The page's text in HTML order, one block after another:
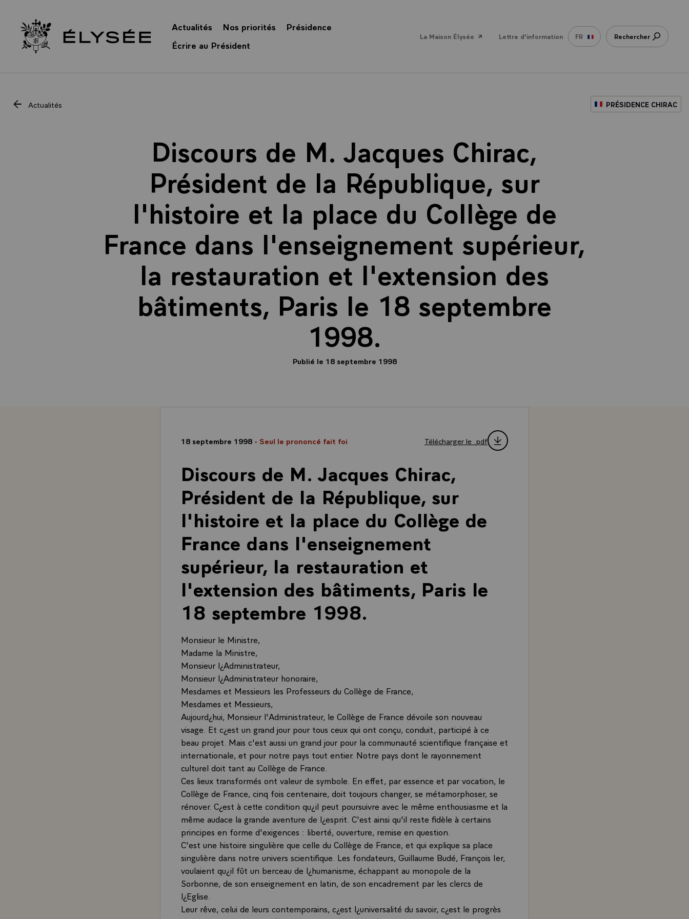
Retour à l’accueil Élysée
Actualités Nos priorités
Présidence
Écrire au Président
La Maison Élysée Lettre d'information FR Rechercher
Actualités PRÉSIDENCE CHIRAC
Discours de M. Jacques Chirac,
Président de la République, sur
l'histoire et la place du Collège de
France dans l'enseignement supérieur,
la restauration et l'extension des
bâtiments, Paris le 18 septembre
1998.
Publié le 18 septembre 1998
18 septembre 1998 - Seul le prononcé fait foi Télécharger le .pdf
Discours de M. Jacques Chirac,
Président de la République, sur
l'histoire et la place du Collège de
France dans l'enseignement
supérieur, la restauration et
l'extension des bâtiments, Paris le
18 septembre 1998.
Monsieur le Ministre,
Madame la Ministre,
Monsieur l¿Administrateur,
Monsieur l¿Administrateur honoraire,
Mesdames et Messieurs les Professeurs du Collège de France,
Mesdames et Messieurs,
Aujourd¿hui, Monsieur l'Administrateur, le Collège de France dévoile son nouveau
visage. Et c¿est un grand jour pour tous ceux qui ont conçu, conduit, participé à ce
beau projet. Mais c'est aussi un grand jour pour la communauté scientifique française et
internationale, et pour notre pays tout entier. Notre pays dont le rayonnement
culturel doit tant au Collège de France.
Ces lieux transformés ont valeur de symbole. En effet, par essence et par vocation, le
Collège de France, cinq fois centenaire, doit toujours changer, se métamorphoser, se
rénover. C¿est à cette condition qu¿il peut poursuivre avec le même enthousiasme et la
même audace la grande aventure de l¿esprit. C'est ainsi qu'il reste fidèle à certains
principes en forme d'exigences : liberté, ouverture, remise en question.
C'est une histoire singulière que celle du Collège de France, et qui explique sa place
singulière dans notre univers scientifique. Les fondateurs, Guillaume Budé, François Ier,
voulaient qu¿il fût un berceau de l¿humanisme, échappant au monopole de la
Sorbonne, de son enseignement en latin, de son encadrement par les clercs de
l¿Eglise.
Leur rêve, celui de leurs contemporains, c¿est l¿universalité du savoir, c¿est le progrès